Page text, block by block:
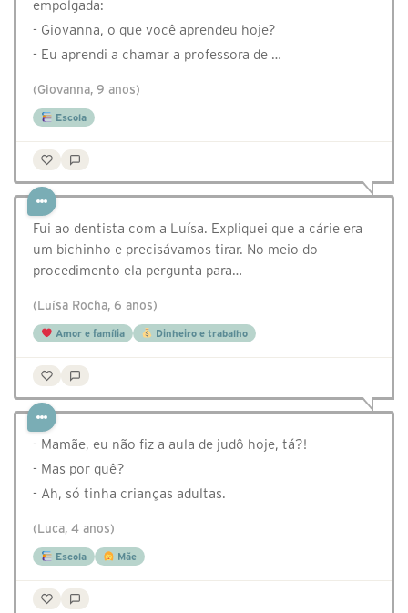
empolgada:
- Giovanna, o que você aprendeu hoje?
- Eu aprendi a chamar a professora de …
(Giovanna, 9 anos)
Escola
Fui ao dentista com a Luísa. Expliquei que a cárie era
um bichinho e precisávamos tirar. No meio do
procedimento ela pergunta para…
(Luísa Rocha, 6 anos)
Amor e família Dinheiro e trabalho
- Mamãe, eu não fiz a aula de judô hoje, tá?!
- Mas por quê?
- Ah, só tinha crianças adultas.
(Luca, 4 anos)
Escola Mãe